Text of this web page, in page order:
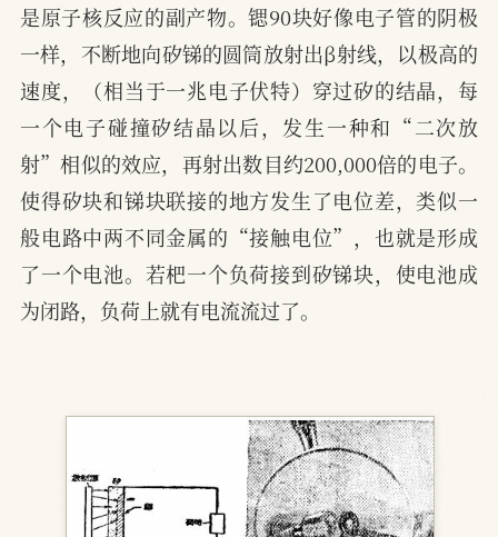
是原子核反应的副产物。锶90块好像电子管的阴极
一样，不断地向矽锑的圆筒放射出β射线，以极高的
速度，（相当于一兆电子伏特）穿过矽的结晶，每
一个电子碰撞矽结晶以后，发生一种和“二次放
射”相似的效应，再射出数目约200,000倍的电子。
使得矽块和锑块联接的地方发生了电位差，类似一
般电路中两不同金属的“接触电位”，也就是形成
了一个电池。若杷一个负荷接到矽锑块，使电池成
为闭路，负荷上就有电流流过了。